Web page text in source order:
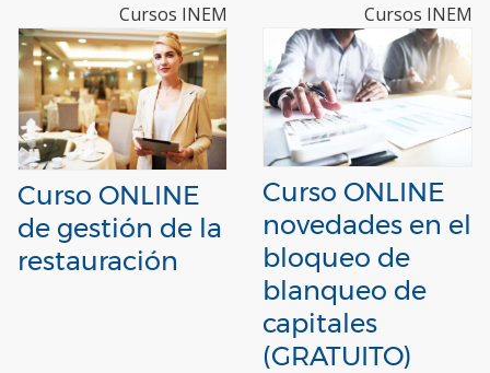
Cursos INEM
Curso ONLINE
de gestión de la
restauración
Cursos INEM
Curso ONLINE
novedades en el
bloqueo de
blanqueo de
capitales
(GRATUITO)